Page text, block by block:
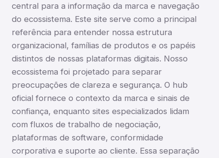
central para a informação da marca e navegação
do ecossistema. Este site serve como a principal
referência para entender nossa estrutura
organizacional, famílias de produtos e os papéis
distintos de nossas plataformas digitais. Nosso
ecossistema foi projetado para separar
preocupações de clareza e segurança. O hub
oficial fornece o contexto da marca e sinais de
confiança, enquanto sites especializados lidam
com fluxos de trabalho de negociação,
plataformas de software, conformidade
corporativa e suporte ao cliente. Essa separação